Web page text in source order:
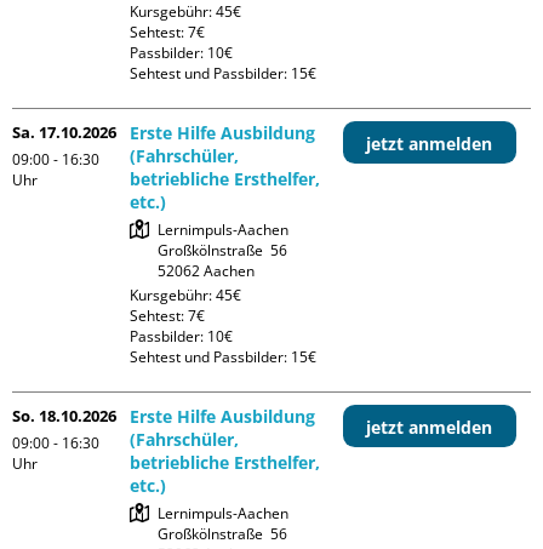
Kursgebühr: 45€
Sehtest: 7€
Passbilder: 10€
Sehtest und Passbilder: 15€
Sa. 17.10.2026
09:00 - 16:30
Uhr
Erste Hilfe Ausbildung
(Fahrschüler,
betriebliche Ersthelfer,
etc.)
Lernimpuls-Aachen
Großkölnstraße  56
Kursgebühr: 45€
Sehtest: 7€
Passbilder: 10€
Sehtest und Passbilder: 15€
jetzt anmelden
So. 18.10.2026
09:00 - 16:30
Uhr
Erste Hilfe Ausbildung
(Fahrschüler,
betriebliche Ersthelfer,
etc.)
Lernimpuls-Aachen
Großkölnstraße  56
jetzt anmelden